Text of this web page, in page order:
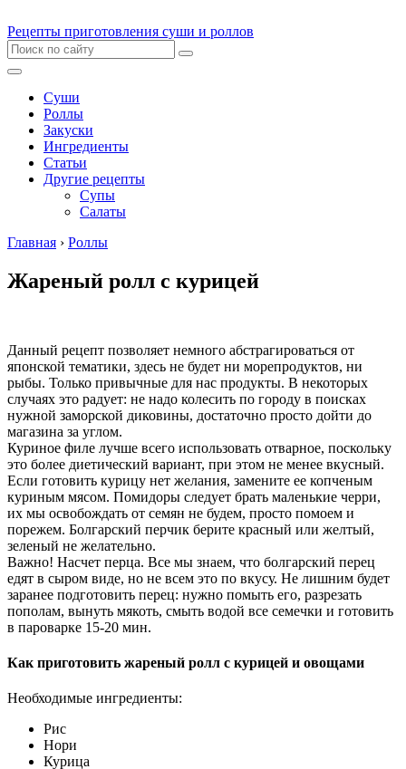
Рецепты приготовления суши и роллов
Суши
Роллы
Закуски
Ингредиенты
Статьи
Другие рецепты
Супы
Салаты
Главная › Роллы
Жареный ролл с курицей
Данный рецепт позволяет немного абстрагироваться от
японской тематики, здесь не будет ни морепродуктов, ни
рыбы. Только привычные для нас продукты. В некоторых
случаях это радует: не надо колесить по городу в поисках
нужной заморской диковины, достаточно просто дойти до
магазина за углом.
Куриное филе лучше всего использовать отварное, поскольку
это более диетический вариант, при этом не менее вкусный.
Если готовить курицу нет желания, замените ее копченым
куриным мясом. Помидоры следует брать маленькие черри,
их мы освобождать от семян не будем, просто помоем и
порежем. Болгарский перчик берите красный или желтый,
зеленый не желательно.
Важно! Насчет перца. Все мы знаем, что болгарский перец
едят в сыром виде, но не всем это по вкусу. Не лишним будет
заранее подготовить перец: нужно помыть его, разрезать
пополам, вынуть мякоть, смыть водой все семечки и готовить
в пароварке 15-20 мин.
Как приготовить жареный ролл с курицей и овощами
Необходимые ингредиенты:
Рис
Нори
Курица